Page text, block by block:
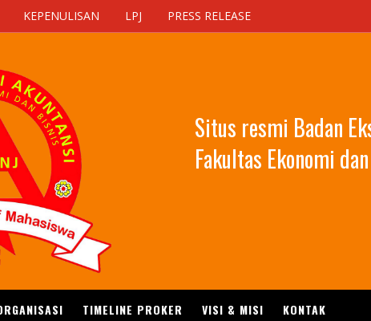
KEPENULISAN LPJ PRESS RELEASE
Situs resmi Badan
Fakultas Ekonomi
TIMELINE PROKER VISI & MISI KONTAK